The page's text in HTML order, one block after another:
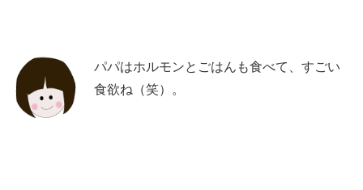
パパはホルモンとごはんも食べて、すごい
食欲ね（笑）。